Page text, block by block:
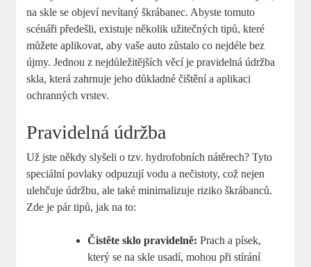
na skle‍ se objeví nevítaný škrábanec. Abyste tomuto
scénáři předešli, existuje několik ‍užitečných tipů, které
můžete⁣ aplikovat, aby vaše ‍auto zůstalo co nejdéle bez
újmy. Jednou z⁣ nejdůležitějších věcí je ​pravidelná údržba
‍skla, která zahrnuje jeho důkladné ​čištění a aplikaci
ochranných vrstev.
Pravidelná údržba⁣
Už ​jste někdy slyšeli o tzv. hydrofobních nátěrech? Tyto
speciální povlaky odpuzují vodu a ‌nečistoty,⁤ což nejen
ulehčuje údržbu, ale​ také ⁤minimalizuje riziko škrábanců.
Zde je pár tipů, jak na to:
Čistěte sklo pravidelně: Prach a písek,
který​ se na skle usadí, mohou při stírání